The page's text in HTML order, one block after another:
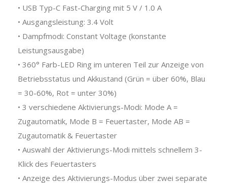
• USB Typ-C Fast-Charging mit 5 V / 1.0 A
• Ausgangsleistung: 3.4 Volt
• Dampfmodi: Constant Voltage (konstante
Leistungsausgabe)
• 360° Farb-LED Ring im unteren Teil zur Anzeige von
Betriebsstatus und Akkustand (Grün = über 60%, Blau
= 30-60%, Rot = unter 30%)
• 3 verschiedene Aktivierungs-Modi: Mode A =
Zugautomatik, Mode B = Feuertaster, Mode AB =
Zugautomatik & Feuertaster
• Auswahl der Aktivierungs-Modi mittels schnellem 3-
Klick des Feuertasters
• Anzeige des Aktivierungs-Modus über zwei separate